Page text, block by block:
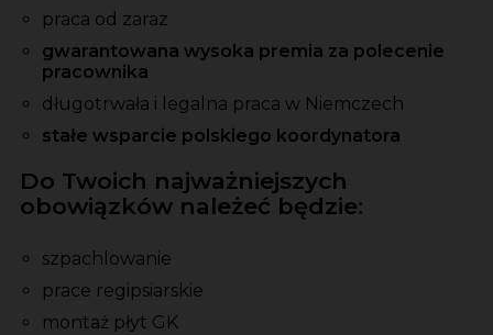
praca od zaraz
gwarantowana wysoka premia za polecenie
pracownika
długotrwała i legalna praca w Niemczech
stałe wsparcie polskiego koordynatora
Do Twoich najważniejszych
obowiązków należeć będzie:
szpachlowanie
prace regipsiarskie
montaż płyt GK